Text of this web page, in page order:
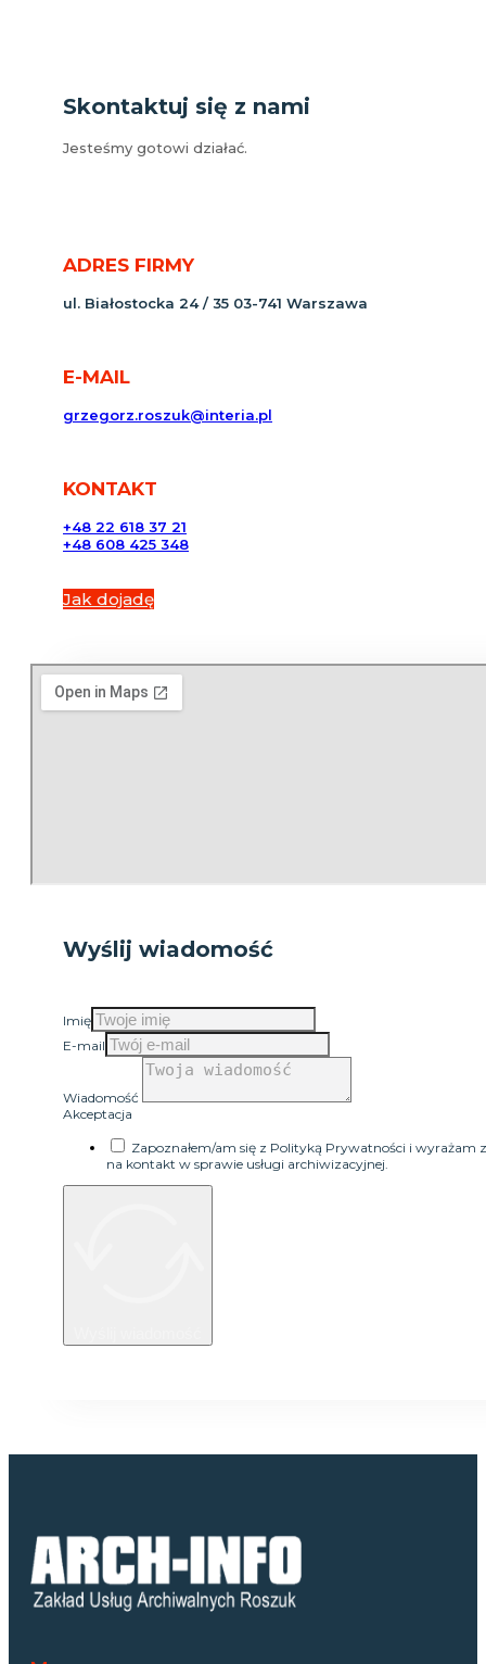
Skontaktuj się z nami
Jesteśmy gotowi działać.
ADRES FIRMY
ul. Białostocka 24 / 35 03-741 Warszawa
E-MAIL
grzegorz.roszuk@interia.pl
KONTAKT
+48 22 618 37 21
+48 608 425 348
Jak dojadę
Wyślij wiadomość
Imię
E-mail
Wiadomość
Akceptacja
Zapoznałem/am się z Polityką Prywatności i wyrażam
na kontakt w sprawie usługi archiwizacyjnej.